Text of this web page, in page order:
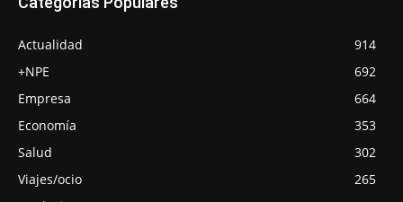
Actualidad
914
+NPE
692
Empresa
664
Economía
353
Salud
302
Viajes/ocio
265